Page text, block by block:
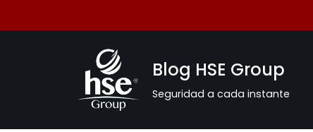
Blog HSE Group
Seguridad a cada instante